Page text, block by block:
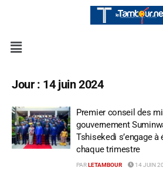
Jour : 14 juin 2024
Premier conseil des
gouvernement
Tshisekedi s’engage
chaque trimestre
PAR LETAMBOUR 14 JUIN